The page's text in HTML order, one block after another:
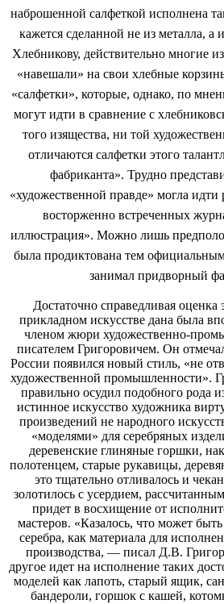
наброшенной салфеткой исполнена
кажется сделанной не из металла, а
Хлебникову, действительно многие
«навешали» на свои хлебные
«салфетки», которые, однако, по
могут идти в сравнение с
того изящества, ни той
отличаются салфетки этого
фабриканта». Трудно
«художественной правде» могла идти
восторженно встреченных
иллюстрация». Можно лишь
была продиктована тем
занимал придворный
Достаточно справедливая оценка
прикладном искусстве дана была
членом жюри художественно-
писателем Григоровичем. Он
России появился новый стиль, «не
художественной промышленности».
правильно осудил подобного рода
истинное искусство художника
произведений не народного
«моделями» для серебряных
деревенские глиняные горшки,
полотенцем, старые рукавицы,
это тщательно отливалось и
золотилось с усердием,
придет в восхищение от
мастеров. «Казалось, что может
серебра, как материала для
производства, — писал Д.В.
другое идет на исполнение таких
моделей как лапоть, старый ящик,
бандероли, горшок с кашей,